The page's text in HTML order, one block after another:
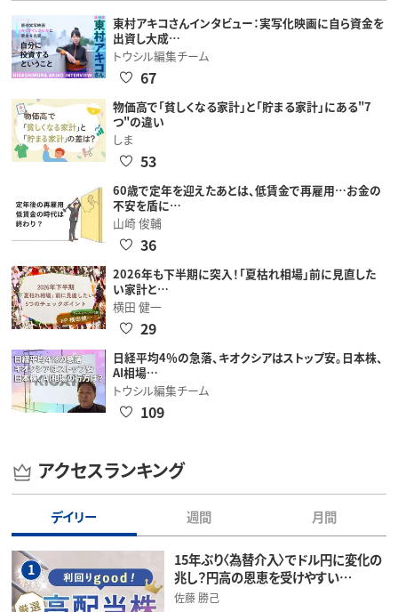
東村アキコさんインタビュー：実写化映画に自ら資金を
出資し大成…
トウシル編集チーム
67
物価高で「貧しくなる家計」と「貯まる家計」にある"7
つ"の違い
しま
53
60歳で定年を迎えたあとは、低賃金で再雇用…お金の
不安を盾に…
山崎 俊輔
36
2026年も下半期に突入！「夏枯れ相場」前に見直した
い家計と…
横田 健一
29
日経平均4％の急落、キオクシアはストップ安。日本株、
AI相場…
トウシル編集チーム
109
アクセスランキング
デイリー 週間 月間
1
15年ぶり〈為替介入〉でドル円に変化の
兆し？円高の恩恵を受けやすい…
佐藤 勝己